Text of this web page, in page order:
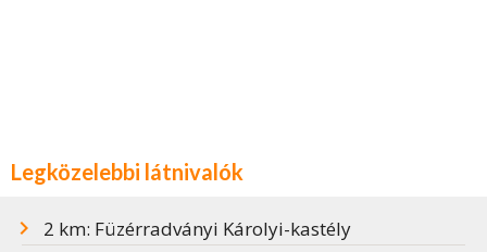
Legközelebbi látnivalók
2 km: Füzérradványi Károlyi-kastély